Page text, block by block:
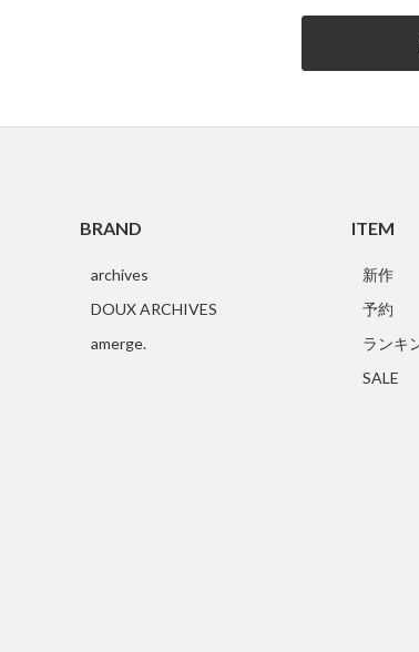
BRAND
archives
DOUX ARCHIVES
amerge.
ITEM
新作
予約
ランキ
SALE